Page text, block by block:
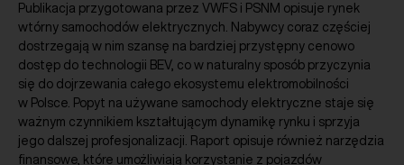
Publikacja przygotowana przez VWFS i PSNM opisuje rynek
wtórny samochodów elektrycznych. Nabywcy coraz częściej
dostrzegają w nim szansę na bardziej przystępny cenowo
dostęp do technologii BEV, co w naturalny sposób przyczynia
się do dojrzewania całego ekosystemu elektromobilności
w Polsce. Popyt na używane samochody elektryczne staje się
ważnym czynnikiem kształtującym dynamikę rynku i sprzyja
jego dalszej profesjonalizacji. Raport opisuje również narzędzia
finansowe, które umożliwiają korzystanie z pojazdów